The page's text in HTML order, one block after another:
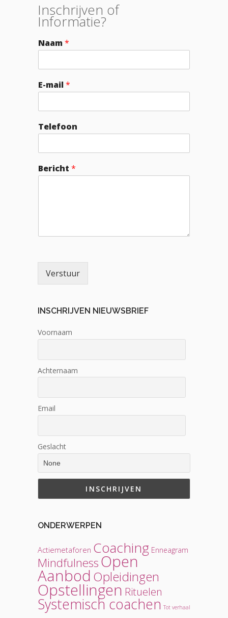
Inschrijven of
Informatie?
Naam*
E-mail*
Telefoon
Bericht *
Verstuur
INSCHRIJVEN NIEUWSBRIEF
Voornaam
Achternaam
Email
Geslacht
ONDERWERPEN
Actiemetaforen Coaching Enneagram
MindfulnessOpen
Aanbod Opleidingen
Opstellingen Rituelen
Systemisch coachen Tot verhaal